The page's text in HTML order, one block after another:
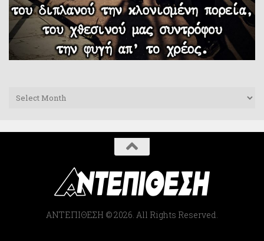
Archives
ΑΝΤΕΠΙΘΕΣΗ © 2026. All Rights Reserved.